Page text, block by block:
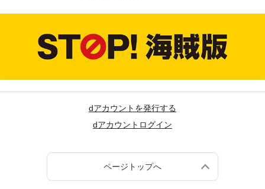
dアカウントを発行する
dアカウントログイン
ページトップへ